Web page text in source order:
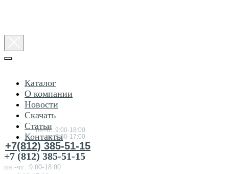
Консультация
товарам
пн-чт.: 9:00-18:00
пт.:9:00-17:00
+7(812) 385-51-15
Каталог
О компании
Новости
Скачать
Статьи
Контакты
+7 (812) 385-51-15
пн.-чт.: 9:00-18:00